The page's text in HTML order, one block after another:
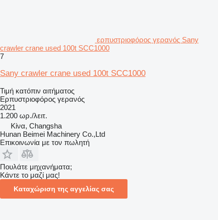
ερπυστριοφόρος γερανός Sany
crawler crane used 100t SCC1000
7
Sany crawler crane used 100t SCC1000
Τιμή κατόπιν αιτήματος
Ερπυστριοφόρος γερανός
2021
1.200 ωρ./λειτ.
Κίνα, Changsha
Hunan Beimei Machinery Co.,Ltd
Επικοινωνία με τον πωλητή
Πουλάτε μηχανήματα;
Κάντε το μαζί μας!
Καταχώριση της αγγελίας σας